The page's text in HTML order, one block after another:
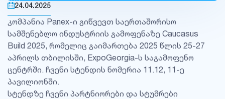
24.04.2025
კომპანია Panex-ი გიწვევთ საერთაშორისო
სამშენებლო ინდუსტრიის გამოფენაზე Caucasus
Build 2025, რომელიც გაიმართება 2025 წლის 25-27
აპრილს თბილისში, ExpoGeorgia-ს საგამოფენო
ცენტრში. ჩვენი სტენდის ნომერია 11.12, 11-ე
პავილიონში.​
სტენდზე ჩვენი პარტნიორები და სტუმრები